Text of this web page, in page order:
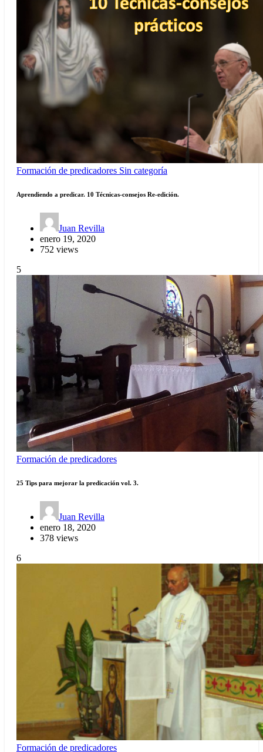
Formación de predicadores Sin categoría
Aprendiendo a predicar. 10 Técnicas-consejos Re-edición.
Juan Revilla
enero 19, 2020
752 views
5
Formación de predicadores
25 Tips para mejorar la predicación vol. 3.
Juan Revilla
enero 18, 2020
378 views
6
Formación de predicadores